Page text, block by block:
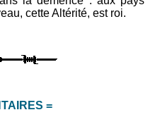
cette Altérité, est roi.
=